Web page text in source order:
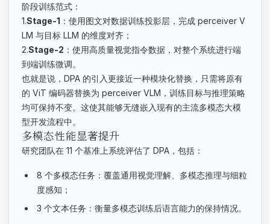
阶段训练范式：
1.Stage-1 ：使用图文对数据训练投影层，完成 perceiver V
LM 与目标 LLM 的维度对齐；
2.Stage-2 ：使用高质量视觉指令数据，对整个系统进行端
到端训练微调。
也就是说，DPA 的引入更接近一种模块化替换，只需将原有
的 ViT 编码器替换为 perceiver VLM，训练目标与推理策略
均可保持不变。这使其能够无缝嵌入现有的主流多模态大模
型开发流程中。
多模态性能显著提升
研究团队在 11 个基准上系统评估了 DPA，包括：
8 个多模态任务：覆盖通用视觉理解、多模态推理与细粒
度感知；
3 个文本任务：衡量多模态训练后语言能力的保持情况。